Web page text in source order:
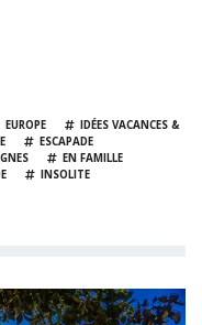
EUROPE
IDÉES VACANCES &
ESCAPADE
EN FAMILLE
INSOLITE